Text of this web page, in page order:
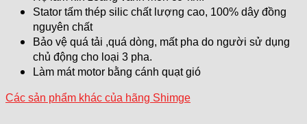
Stator tấm thép silic chất lượng cao, 100% dây đồng
nguyên chất
Bảo vệ quá tải ,quá dòng, mất pha do người sử dụng
chủ động cho loại 3 pha.
Làm mát motor bằng cánh quạt gió
Các sản phẩm khác của hãng Shimge